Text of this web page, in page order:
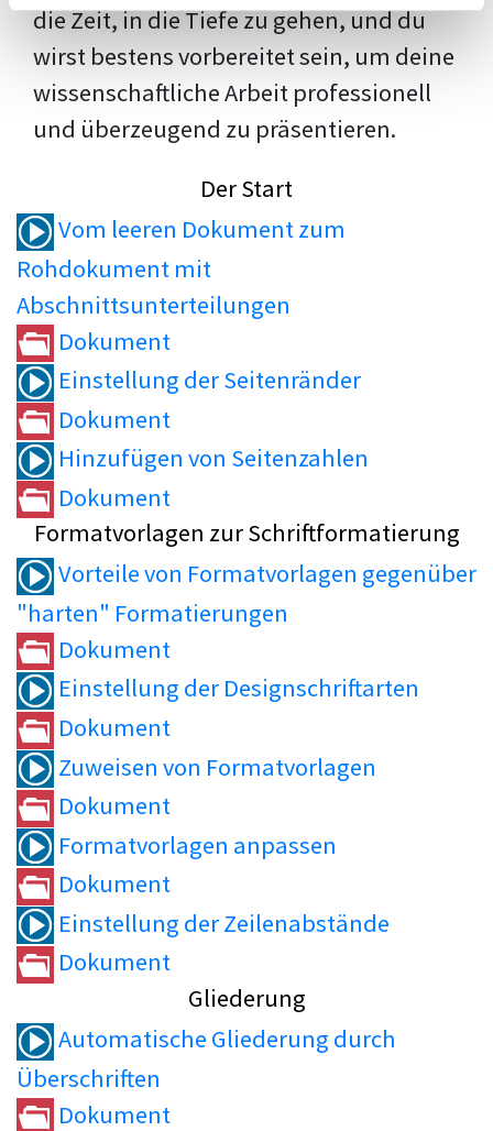
die Zeit, in die Tiefe zu gehen, und du
wirst bestens vorbereitet sein, um deine
wissenschaftliche Arbeit professionell
und überzeugend zu präsentieren.
Der Start
Vom leeren Dokument zum
Rohdokument mit
Abschnittsunterteilungen
Dokument
Einstellung der Seitenränder
Dokument
Hinzufügen von Seitenzahlen
Dokument
Formatvorlagen zur Schriftformatierung
Vorteile von Formatvorlagen gegenüber
"harten" Formatierungen
Dokument
Einstellung der Designschriftarten
Dokument
Zuweisen von Formatvorlagen
Dokument
Formatvorlagen anpassen
Dokument
Einstellung der Zeilenabstände
Dokument
Gliederung
Automatische Gliederung durch
Überschriften
Dokument